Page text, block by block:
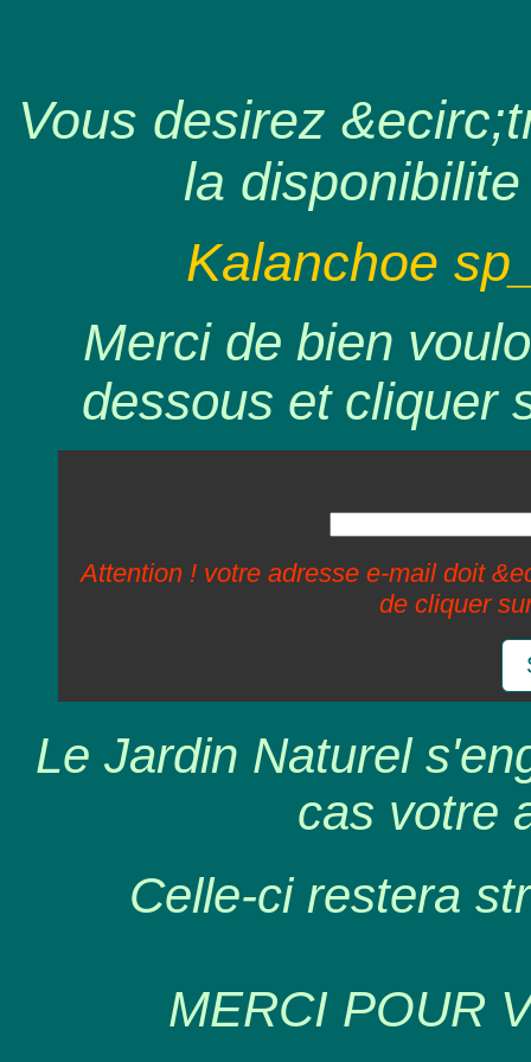
Vous desirez
la
Kalanchoe
Merci de bien
dessous et cliquer
Attention ! votre adresse e-mail doit
de cliquer
Le Jardin Naturel
cas votre
Celle-ci restera
MERCI POUR